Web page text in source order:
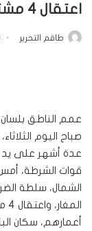
اعتقال 4 مشتبهين من المغار بتبييض الأموال
طاقم التحرير
عمم الناطق بلسان
صباح اليوم
عدة أشهر على يد
قوات الشرطة، أمس
الشمال، سلطة
أعمارهم، سكان